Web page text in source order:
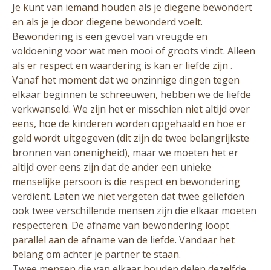
Je kunt van iemand houden als je diegene bewondert
en als je je door diegene bewonderd voelt.
Bewondering is een gevoel van vreugde en
voldoening voor wat men mooi of groots vindt. Alleen
als er respect en waardering is kan er liefde zijn .
Vanaf het moment dat we onzinnige dingen tegen
elkaar beginnen te schreeuwen, hebben we de liefde
verkwanseld. We zijn het er misschien niet altijd over
eens, hoe de kinderen worden opgehaald en hoe er
geld wordt uitgegeven (dit zijn de twee belangrijkste
bronnen van onenigheid), maar we moeten het er
altijd over eens zijn dat de ander een unieke
menselijke persoon is die respect en bewondering
verdient. Laten we niet vergeten dat twee geliefden
ook twee verschillende mensen zijn die elkaar moeten
respecteren. De afname van bewondering loopt
parallel aan de afname van de liefde. Vandaar het
belang om achter je partner te staan.